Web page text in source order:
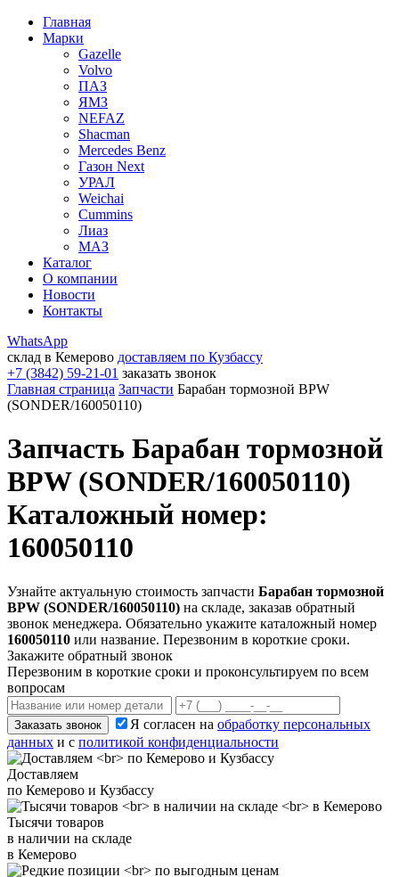
Главная
Марки
Gazelle
Volvo
ПАЗ
ЯМЗ
NEFAZ
Shacman
Mercedes Benz
Газон Next
УРАЛ
Weichai
Cummins
Лиаз
МАЗ
Каталог
О компании
Новости
Контакты
WhatsApp
склад в Кемерово доставляем по Кузбассу
+7 (3842) 59-21-01 заказать звонок
Главная страница Запчасти Барабан тормозной BPW
(SONDER/160050110)
Запчасть Барабан тормозной
BPW (SONDER/160050110)
Каталожный номер:
160050110
Узнайте актуальную стоимость запчасти Барабан тормозной
BPW (SONDER/160050110) на складе, заказав обратный
звонок менеджера. Обязательно укажите каталожный номер
160050110 или название. Перезвоним в короткие сроки.
Закажите обратный звонок
Перезвоним в короткие сроки и проконсультируем по всем
вопросам
Заказать звонок Я согласен на обработку персональных
данных и с политикой конфиденциальности
Доставляем
по Кемерово и Кузбассу
Тысячи товаров
в наличии на складе
в Кемерово